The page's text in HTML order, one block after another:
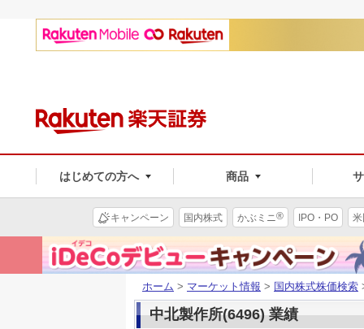
はじめての方へ 商品
キャンペーン 国内株式 かぶミニ® IPO・PO
ホーム > マーケット情報 > 国内株式株価検索
中北製作所(6496) 業績